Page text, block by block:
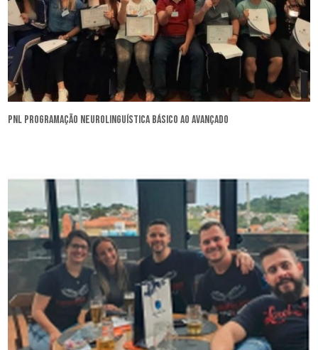
pnl programação neurolinguística básico ao avançado